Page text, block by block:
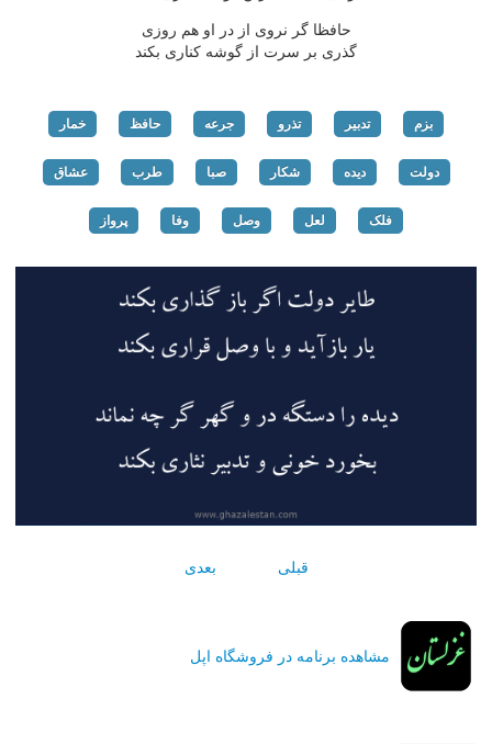
حافظا گر نروی از در او هم روزی
گذری بر سرت از گوشه کناری بکند
بزم تدبیر تذرو جرعه حافظ خمار
دولت دیده شکار صبا طرب عشاق
فلک لعل وصل وفا پرواز
قبلی بعدی
مشاهده برنامه در فروشگاه اپل